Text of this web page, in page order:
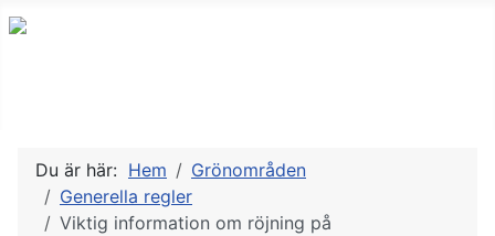
Du är här: Hem
Grönområden
Generella regler
Viktig information om röjning på